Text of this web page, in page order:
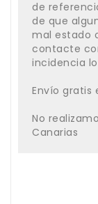
de
de que
mal estado
contacte
incidencia
Envío gratis
No
Canarias